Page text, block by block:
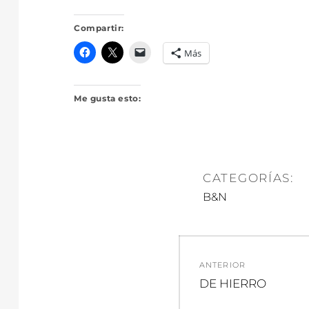
Compartir:
Más
Me gusta esto:
CATEGORÍAS:
B&N
de
ANTERIOR
Entrada
DE HIERRO